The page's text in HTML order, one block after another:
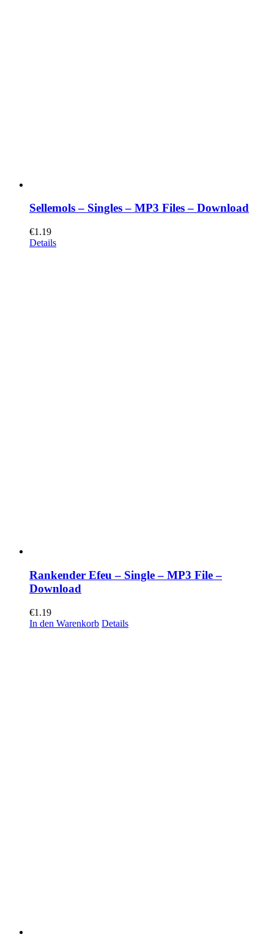
Sellemols – Singles – MP3 Files – Download
€1.19
Details
Rankender Efeu – Single – MP3 File –
Download
€1.19
In den Warenkorb Details